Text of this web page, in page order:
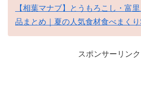
【相葉マナブ】とうもろこし・富
品まとめ｜夏の人気食材食べまく
スポンサーリンク